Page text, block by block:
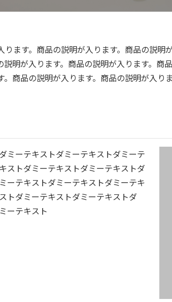
ます。商品の説明が入ります。商品の説明
明が入ります。商品の説明が入ります。商
商品の説明が入ります。商品の説明が入り
ミーテキストダミーテキストダミーテ
ストダミーテキストダミーテキストダ
ーテキストダミーテキストダミーテキ
トダミーテキストダミーテキストダ
ーテキスト